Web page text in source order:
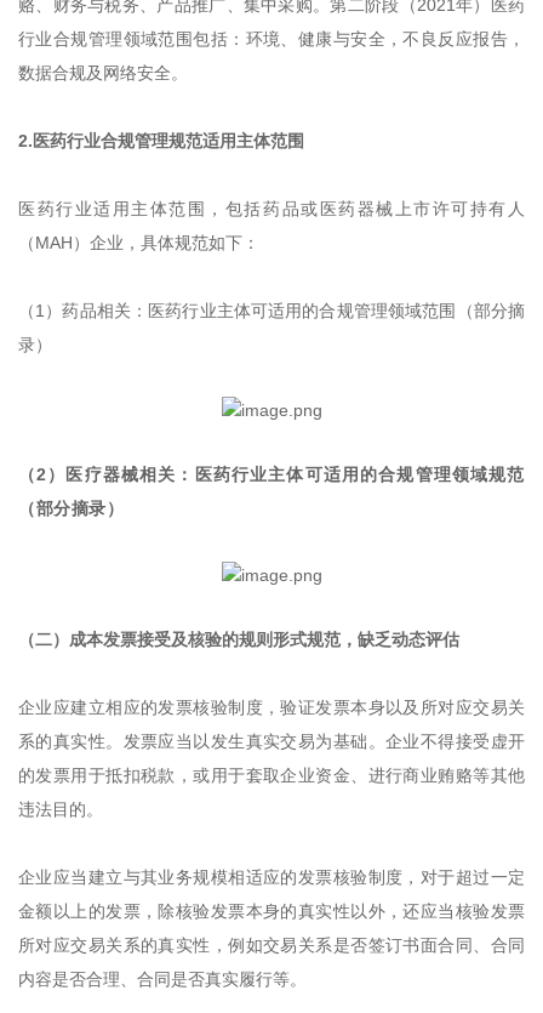
赂、财务与税务、产品推广、集中采购。第二阶段（2021年）医药
行业合规管理领域范围包括：环境、健康与安全，不良反应报告，
数据合规及网络安全。
2.医药行业合规管理规范适用主体范围
医药行业适用主体范围，包括药品或医药器械上市许可持有人
（MAH）企业，具体规范如下：
（1）药品相关：医药行业主体可适用的合规管理领域范围（部分摘
录）
（2）医疗器械相关：医药行业主体可适用的合规管理领域规范
（部分摘录）
（二）成本发票接受及核验的规则形式规范，缺乏动态评估
企业应建立相应的发票核验制度，验证发票本身以及所对应交易关
系的真实性。发票应当以发生真实交易为基础。企业不得接受虚开
的发票用于抵扣税款，或用于套取企业资金、进行商业贿赂等其他
违法目的。
企业应当建立与其业务规模相适应的发票核验制度，对于超过一定
金额以上的发票，除核验发票本身的真实性以外，还应当核验发票
所对应交易关系的真实性，例如交易关系是否签订书面合同、合同
内容是否合理、合同是否真实履行等。